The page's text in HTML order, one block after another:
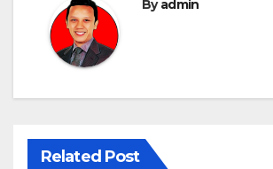
Byadmin
Related Post